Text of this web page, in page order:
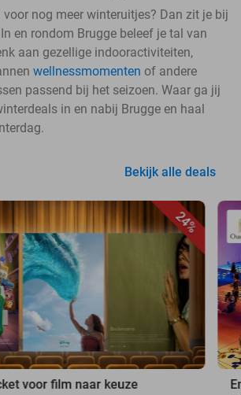
voor nog meer winteruitjes? Dan zit je bij
en rondom Brugge beleef je tal van
aan gezellige indooractiviteiten,
wellnessmomenten of andere
passend bij het seizoen. Waar ga jij
in en nabij Brugge en haal
Bekijk alle deals
24%
voor film naar keuze